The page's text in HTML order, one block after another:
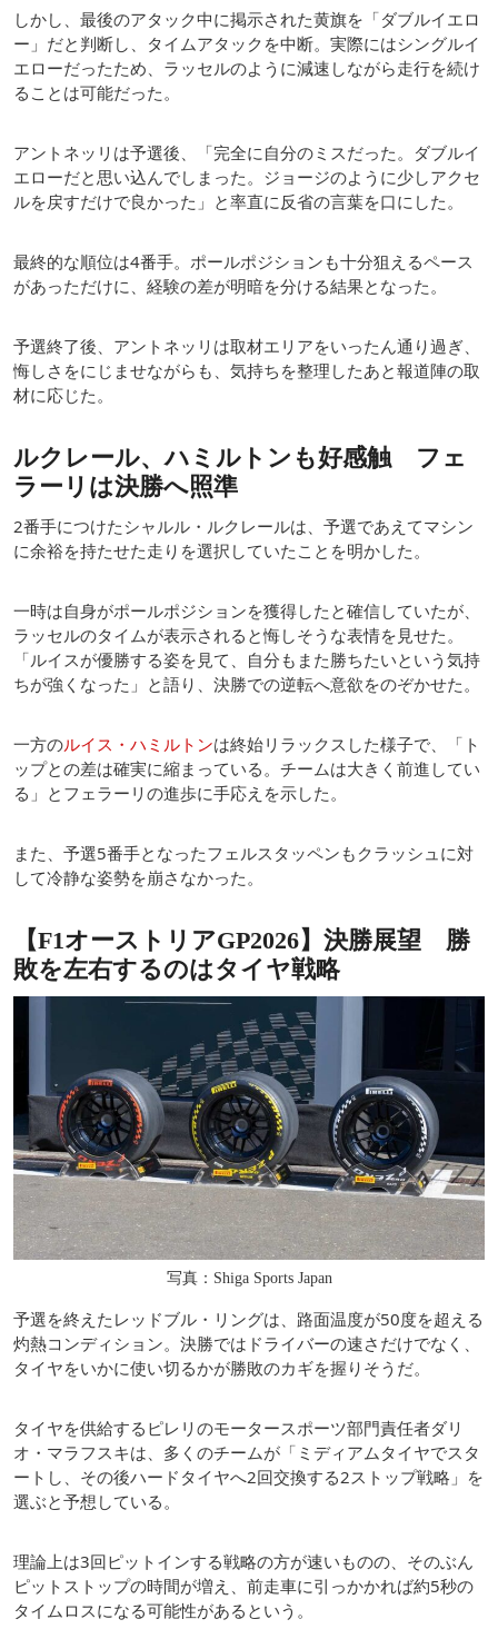
しかし、最後のアタック中に掲示された黄旗を「ダブルイエロ
ー」だと判断し、タイムアタックを中断。実際にはシングルイ
エローだったため、ラッセルのように減速しながら走行を続け
ることは可能だった。
アントネッリは予選後、「完全に自分のミスだった。ダブルイ
エローだと思い込んでしまった。ジョージのように少しアクセ
ルを戻すだけで良かった」と率直に反省の言葉を口にした。
最終的な順位は4番手。ポールポジションも十分狙えるペース
があっただけに、経験の差が明暗を分ける結果となった。
予選終了後、アントネッリは取材エリアをいったん通り過ぎ、
悔しさをにじませながらも、気持ちを整理したあと報道陣の取
材に応じた。
ルクレール、ハミルトンも好感触 フェ
ラーリは決勝へ照準
2番手につけたシャルル・ルクレールは、予選であえてマシン
に余裕を持たせた走りを選択していたことを明かした。
一時は自身がポールポジションを獲得したと確信していたが、
ラッセルのタイムが表示されると悔しそうな表情を見せた。
「ルイスが優勝する姿を見て、自分もまた勝ちたいという気持
ちが強くなった」と語り、決勝での逆転へ意欲をのぞかせた。
一方のルイス・ハミルトンは終始リラックスした様子で、「ト
ップとの差は確実に縮まっている。チームは大きく前進してい
る」とフェラーリの進歩に手応えを示した。
また、予選5番手となったフェルスタッペンもクラッシュに対
して冷静な姿勢を崩さなかった。
【F1オーストリアGP2026】決勝展望 勝
敗を左右するのはタイヤ戦略
写真：Shiga Sports Japan
予選を終えたレッドブル・リングは、路面温度が50度を超える
灼熱コンディション。決勝ではドライバーの速さだけでなく、
タイヤをいかに使い切るかが勝敗のカギを握りそうだ。
タイヤを供給するピレリのモータースポーツ部門責任者ダリ
オ・マラフスキは、多くのチームが「ミディアムタイヤでスタ
ートし、その後ハードタイヤへ2回交換する2ストップ戦略」を
選ぶと予想している。
理論上は3回ピットインする戦略の方が速いものの、そのぶん
ピットストップの時間が増え、前走車に引っかかれば約5秒の
タイムロスになる可能性があるという。